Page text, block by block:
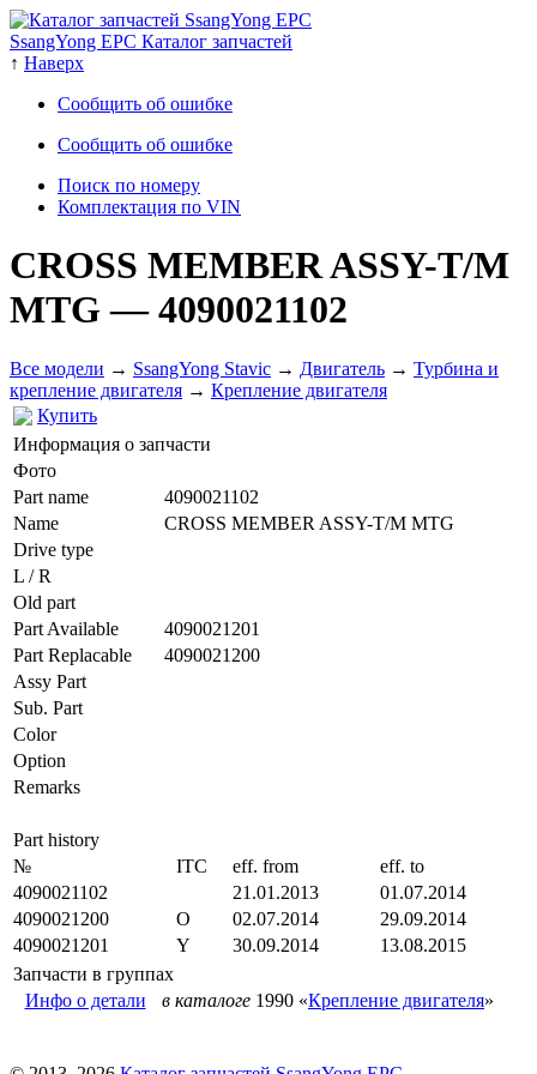
SsangYong EPC Каталог запчастей
↑ Наверх
Сообщить об ошибке
Сообщить об ошибке
Поиск по номеру
Комплектация по VIN
CROSS MEMBER ASSY-T/M
MTG— 4090021102
Все модели → SsangYong Stavic → Двигатель → Турбина и
крепление двигателя → Крепление двигателя
Купить
Информация о запчасти
Фото
Part name
4090021102
Name
CROSS MEMBER ASSY-T/M MTG
Drive type
L / R
Old part
Part Available
4090021201
Part Replacable
4090021200
Assy Part
Sub. Part
Color
Option
Remarks
Part history
№
ITC eff. from
eff. to
4090021102
21.01.2013
01.07.2014
4090021200
O 02.07.2014
29.09.2014
4090021201
Y 30.09.2014
13.08.2015
Запчасти в группах
Инфо о детали
в каталоге 1990 «Крепление двигателя»